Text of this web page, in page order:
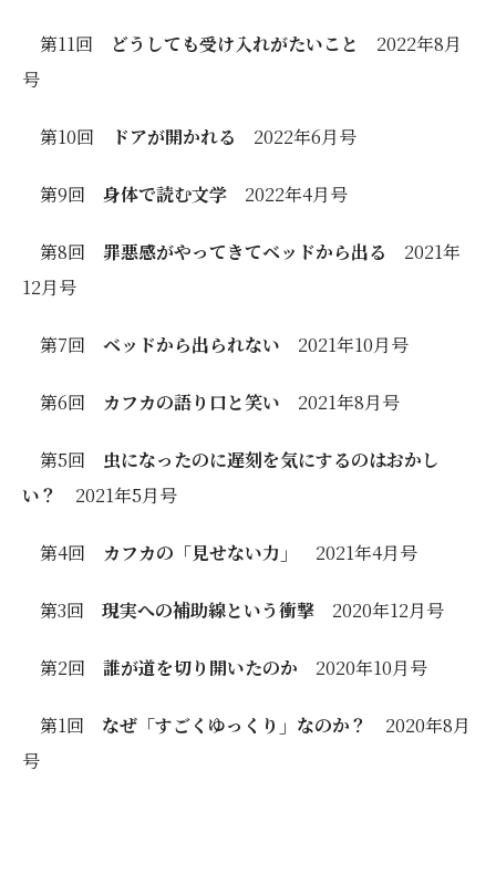
第11回 どうしても受け入れがたいこと
2022年8月
号
第10回 ドアが開かれる 2022年6月号
第9回 身体で読む文学 2022年4月号
第8回 罪悪感がやってきてベッドから出る 2021年
12月号
第7回 ベッドから出られない 2021年10月号
第6回 カフカの語り口と笑い 2021年8月号
第5回 虫になったのに遅刻を気にするのはおかし
い？
2021年5月号
第4回 カフカの「見せない力」 2021年4月号
第3回 現実への補助線という衝撃 2020年12月号
第2回 誰が道を切り開いたのか 2020年10月号
第1回 なぜ「すごくゆっくり」なのか？
2020年8月
号